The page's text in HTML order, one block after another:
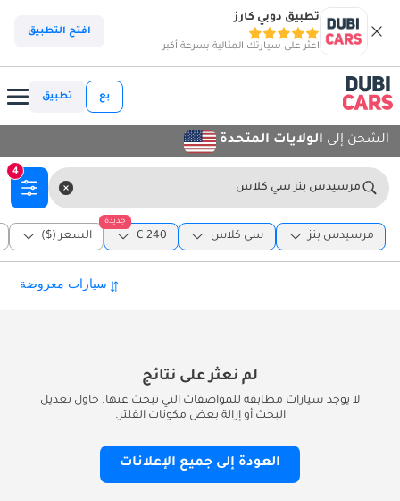
تطبيق دوبي كارز
اعثر على سيارتك المثالية بسرعة أكبر
افتح التطبيق
بع تطبيق
الشحن إلى الولايات المتحدة
مرسيدس بنز سي كلاس
4
مرسيدس بنز سي كلاس
جديدة
C 240 السعر ($)
لم نعثر على نتائج
لا يوجد سيارات مطابقة للمواصفات التي تبحث عنها. حاول تعديل
البحث أو إزالة بعض مكونات الفلتر.
العودة إلى جميع الإعلانات